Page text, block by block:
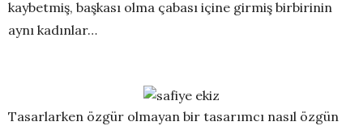
kaybetmiş, başkası olma çabası içine girmiş birbirinin
aynı kadınlar…
Tasarlarken özgür olmayan bir tasarımcı nasıl özgün